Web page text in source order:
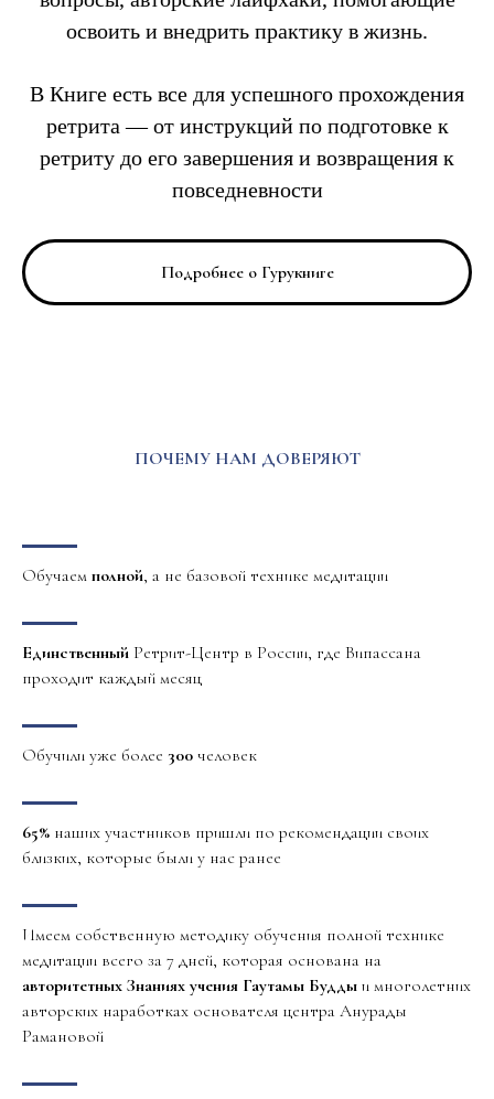
освоить и внедрить практику в жизнь.
В Книге есть все для успешного прохождения
ретрита — от инструкций по подготовке к
ретриту до его завершения и возвращения к
повседневности
Подробнее о Гурукниге
ПОЧЕМУ НАМ ДОВЕРЯЮТ
Обучаем полной, а не базовой технике медитации
Единственный Ретрит-Центр в России, где Випассана
проходит каждый месяц
Обучили уже более 300 человек
65% наших участников пришли по рекомендации своих
близких, которые были у нас ранее
Имеем собственную методику обучения полной технике
медитации всего за 7 дней, которая основана на
авторитетных Знаниях учения Гаутамы Будды и многолетних
авторских наработках основателя центра Анурады
Рамановой